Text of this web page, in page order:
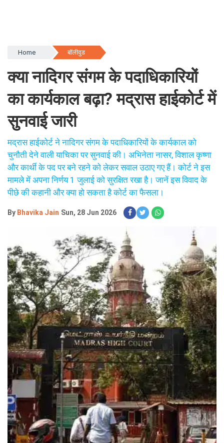
Home बॉलीवुड
क्या नादिगर संगम के पदाधिकारियों
का कार्यकाल बढ़ा? मद्रास हाईकोर्ट में
सुनवाई जारी
मद्रास हाईकोर्ट ने नादिगर संगम के पदाधिकारियों के कार्यकाल को
चुनौती देने वाली याचिका पर सुनवाई की। अभिनेता नासर, विशाल कृष्णा
और कार्थी के पद पर बने रहने को लेकर सवाल उठाए गए हैं। कोर्ट ने इस
मामले में अपना निर्णय 1 जुलाई को सुरक्षित रखा है। जानें इस विवाद के
पीछे की कहानी और क्या हो सकता है कोर्ट का फैसला।
By Bhavika Jain Sun, 28 Jun 2026